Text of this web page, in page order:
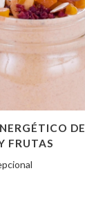
DE
FRUTAS